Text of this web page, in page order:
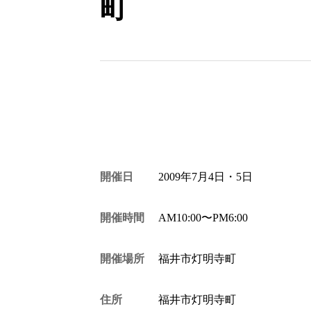
町
開催日 2009年7月4日・5日
開催時間 AM10:00〜PM6:00
開催場所 福井市灯明寺町
住所 福井市灯明寺町